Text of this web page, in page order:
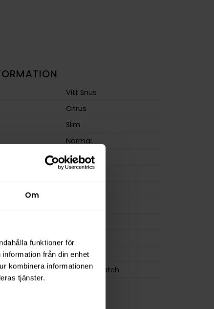
Om
funktioner för
från din enhet
kombinera informationen
tjänster.
Vitt Snus
Citrus
Slim
Normal
9,2 mg/g
0,7 g
ZYN
Swedish Match